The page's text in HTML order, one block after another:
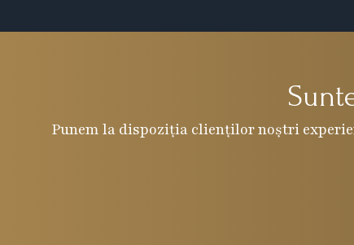
Punem la dispoziția clienților noștri